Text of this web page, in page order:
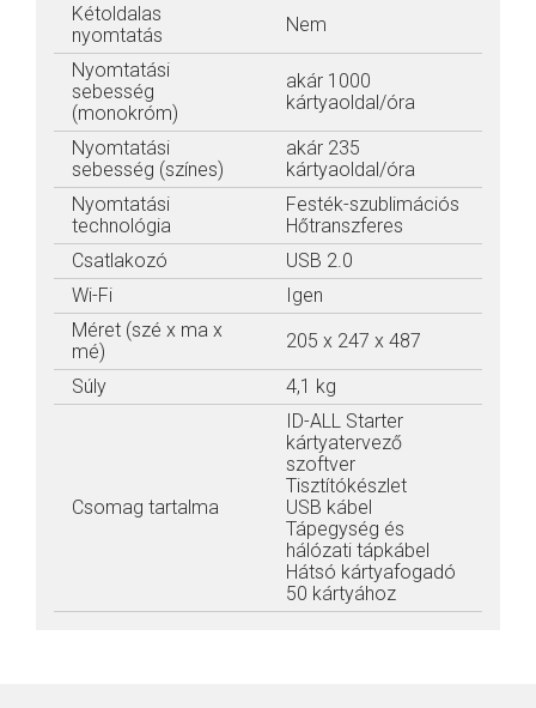
Kétoldalas
nyomtatás
Nem
Nyomtatási
sebesség
(monokróm)
akár 1000
kártyaoldal/óra
Nyomtatási
sebesség (színes)
akár 235
kártyaoldal/óra
Nyomtatási
technológia
Festék-szublimációs
Hőtranszferes
Csatlakozó
USB 2.0
Wi-Fi
Igen
Méret (szé x ma x
mé)
205 x 247 x 487
Súly
4,1 kg
Csomag tartalma
ID-ALL Starter
kártyatervező
szoftver
Tisztítókészlet
USB kábel
Tápegység és
hálózati tápkábel
Hátsó kártyafogadó
50 kártyához